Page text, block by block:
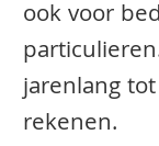
ook voor
jarenlang
rekenen.